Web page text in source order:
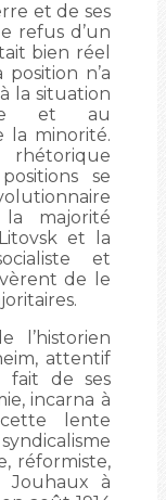
et de ses
refus d’un
bien réel
n’a
la situation
et au
la minorité.
se
majorité
et la
et
de le
l’historien
attentif
fait de ses
incarna à
lente
réformiste,
Jouhaux à